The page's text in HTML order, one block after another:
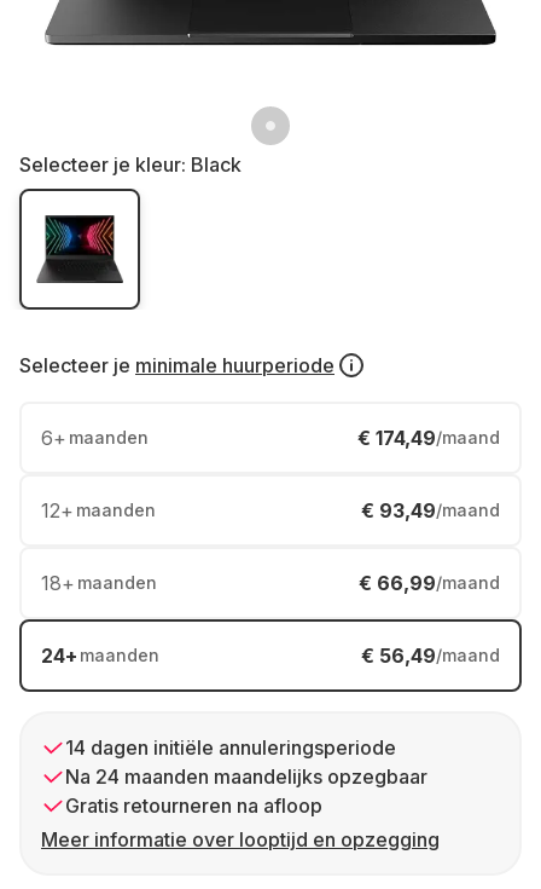
Selecteer je kleur: Black
Selecteer je minimale huurperiode
6+ maanden € 174,49/maand
12+ maanden € 93,49/maand
18+ maanden € 66,99/maand
24+ maanden € 56,49/maand
14 dagen initiële annuleringsperiode
Na 24 maanden maandelijks opzegbaar
Gratis retourneren na afloop
Meer informatie over looptijd en opzegging